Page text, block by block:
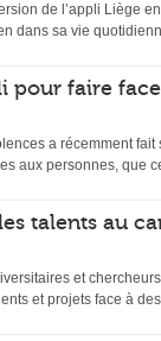
de l’appli Liège
dans sa vie
pour faire
a récemment
aux personnes, que
talents au
et
et projets face à